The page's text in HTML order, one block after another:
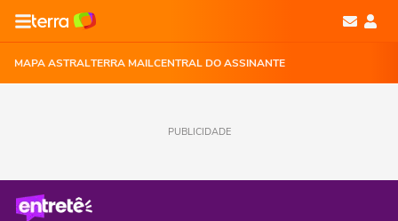
MAPA ASTRALTERRA MAILCENTRAL DO ASSINANTE
PUBLICIDADE